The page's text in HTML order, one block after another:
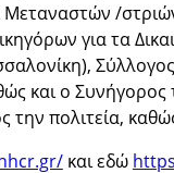
/
για τα
και ο
πολιτεία,
και εδώ